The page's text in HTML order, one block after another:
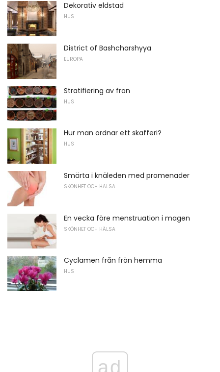
Dekorativ eldstad
HUS
District of Bashcharshyya
EUROPA
Stratifiering av frön
HUS
Hur man ordnar ett skafferi?
HUS
Smärta i knäleden med promenader
SKÖNHET OCH HÄLSA
En vecka före menstruation i magen
SKÖNHET OCH HÄLSA
Cyclamen från frön hemma
HUS
ad